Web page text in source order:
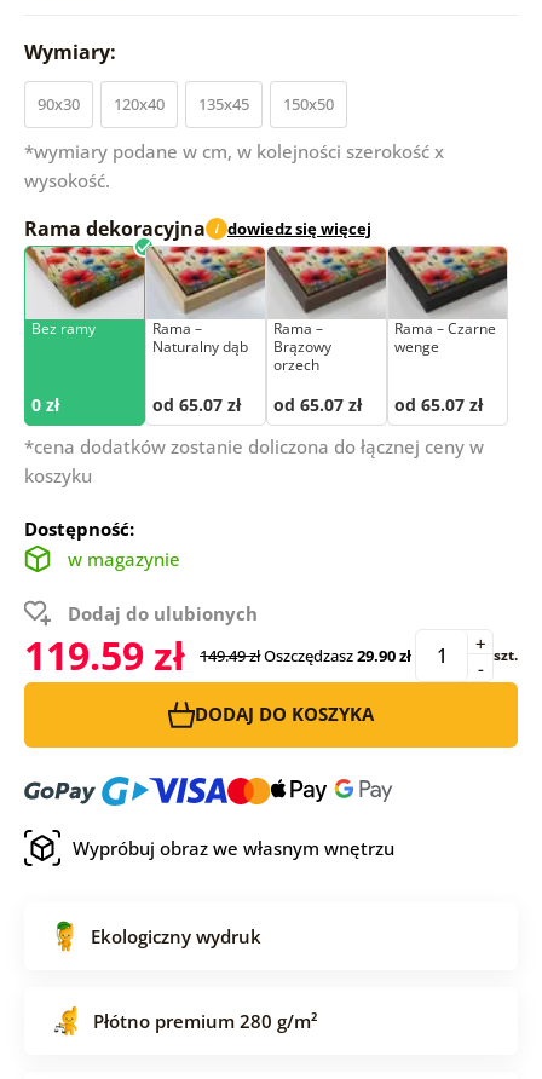
Wymiary:
90x30 120x40 135x45 150x50
*wymiary podane w cm, w kolejności szerokość x
wysokość.
Rama dekoracyjna i dowiedz się więcej
Bez ramy
0 zł
Rama –
Naturalny dąb
od 65.07 zł
Rama –
Brązowy
orzech
od 65.07 zł
Rama – Czarne
wenge
od 65.07 zł
*cena dodatków zostanie doliczona do łącznej ceny w
koszyku
Dostępność:
w magazynie
Dodaj do ulubionych
119.59 zł 149.49 złOszczędzasz29.90 zł -
+ szt.
DODAJ DO KOSZYKA
Wypróbuj obraz we własnym wnętrzu
Ekologiczny wydruk
Płótno premium 280 g/m²